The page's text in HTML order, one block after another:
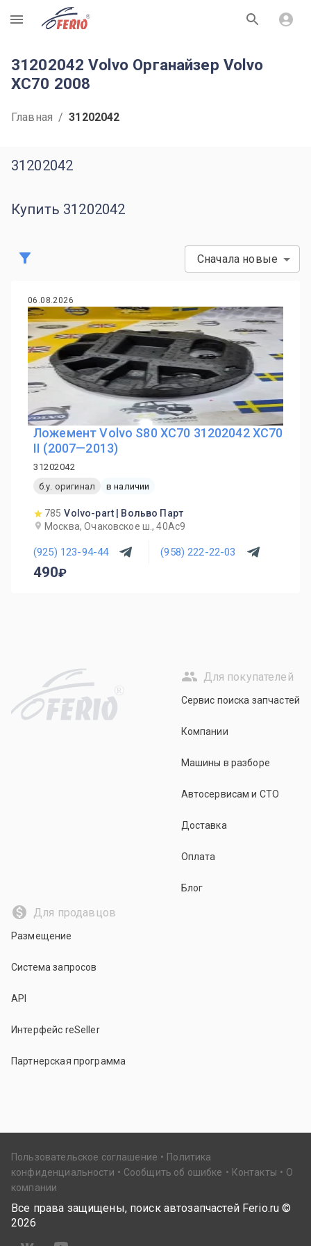
R
31202042 Volvo Органайзер Volvo
XC70 2008
Главная / 31202042
31202042
Купить 31202042
Сначала новые
06.08.2026
Ложемент Volvo S80 XC70 31202042 XC70
II (2007—2013)
31202042
б.у. оригинал
в наличии
785 Volvo-part | Вольво Парт
Москва, Очаковское ш., 40Ас9
(925) 123-94-44 (958) 222-22-03
490
R
Для покупателей
Сервис поиска запчастей
Компании
Машины в разборе
Автосервисам и СТО
Доставка
Оплата
Блог
Для продавцов
Размещение
Система запросов
API
Интерфейс reSeller
Партнерская программа
Пользовательское соглашение
Политика
конфиденциальности
Сообщить об ошибке Контакты
О
компании
Все права защищены, поиск автозапчастей Ferio.ru ©
2026